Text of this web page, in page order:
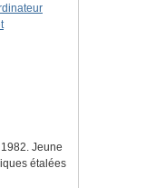
Jeune
étalées